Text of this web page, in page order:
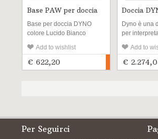
Base PAW per doccia
DYNO colore...
Base per doccia DYNO
colore Lucido Bianco
Add to wishlist
€ 622,20
Doccia
ideale per...
Dyno è una
per
Ma non
esteriore
soluzioni di
Add to
€
Per Seguirci